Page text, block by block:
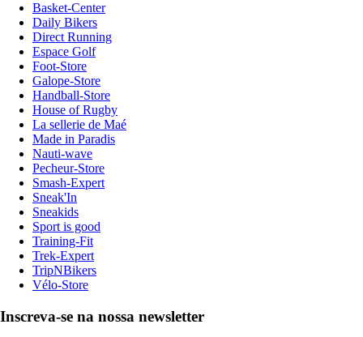
Basket-Center
Daily Bikers
Direct Running
Espace Golf
Foot-Store
Galope-Store
Handball-Store
House of Rugby
La sellerie de Maé
Made in Paradis
Nauti-wave
Pecheur-Store
Smash-Expert
Sneak'In
Sneakids
Sport is good
Training-Fit
Trek-Expert
TripNBikers
Vélo-Store
Inscreva-se na nossa newsletter